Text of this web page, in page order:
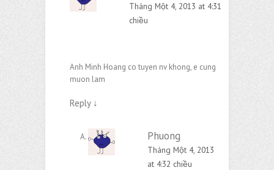
Tháng Một 4, 2013 at 4:31
chiều
Anh Minh Hoang co tuyen nv khong, e cung
muon lam
Reply ↓
Phuong
Tháng Một 4, 2013
at 4:32 chiều